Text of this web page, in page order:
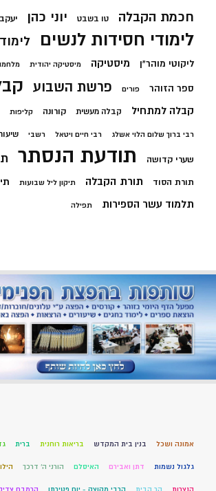
חכמת הקבלה טו בשבט יוני כהן יעקב
לימודי חסידות לנשים
ליקוטי מוהר"ן מיסטיקה מיסטיקה יהודית
ספר הזוהר פורים פרשת השבוע
קבלה למתחיל קבלה מעשית קורונה קליפות
רבי ברוך שלום הלוי אשלג רבי חיים ויטאל רשבי
שערי קדושה תודעת הנסתר
תורת הסוד תורת הקבלה תיקון ליל שבועות
תלמוד עשר הספירות תפילה
אמונה ושכל בנין בית המקדש בריאות רוחנית ברית
גלגול נשמות דתן ואבירם האיסלם הורני ה' דרכך